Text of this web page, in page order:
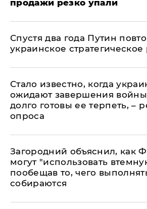
продажи резко упали
Спустя два года Путин
украинское
Стало известно, когда
ожидают завершения
долго готовы ее терпеть, –
опроса
Загородний объяснил, как
могут "использовать
пообещав то, чего
собираются